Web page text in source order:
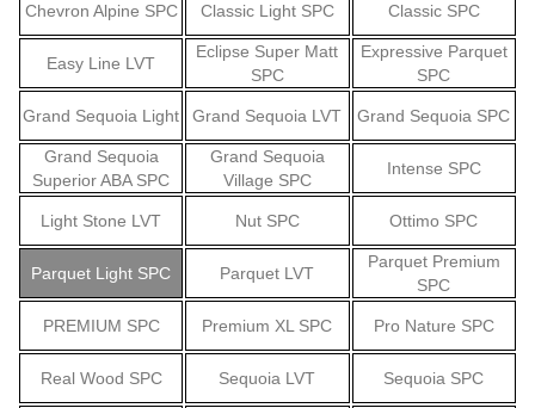
Chevron Alpine SPC Classic Light SPC Classic SPC
Easy Line LVT
Eclipse Super Matt
SPC
Expressive Parquet
SPC
Grand Sequoia Light Grand Sequoia LVT Grand Sequoia SPC
Grand Sequoia
Superior ABA SPC
Grand Sequoia
Village SPC
Intense SPC
Light Stone LVT Nut SPC Ottimo SPC
Parquet Light SPC Parquet LVT
Parquet Premium
SPC
PREMIUM SPC Premium XL SPC Pro Nature SPC
Real Wood SPC Sequoia LVT Sequoia SPC